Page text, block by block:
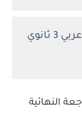
مذكرة المراجعة النهائية رضا الفاروق عربي 3 ثانوي
النهائية